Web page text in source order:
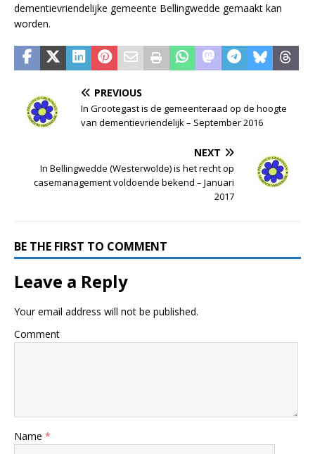
dementievriendelijke gemeente Bellingwedde gemaakt kan
worden.
PREVIOUS
In Grootegast is de gemeenteraad op de hoogte
van dementievriendelijk – September 2016
NEXT
In Bellingwedde (Westerwolde) is het recht op
casemanagement voldoende bekend – Januari
2017
BE THE FIRST TO COMMENT
Leave a Reply
Your email address will not be published.
Comment
Name *